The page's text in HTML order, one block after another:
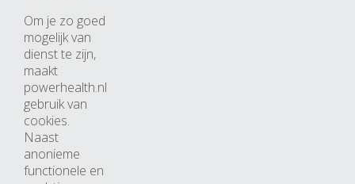
4817 ZH breda
Nederland
Horaires d’ouvertures
Du lundi au jeudi: 09:00 – 17:00
Vendredi: 09:00 – 15:00
Om je zo goed
mogelijk van
dienst te zijn,
maakt
powerhealth.nl
gebruik van
cookies.
Naast
anonieme
functionele en